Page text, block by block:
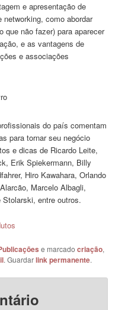
e apresentação de
como abordar
não fazer) para aparecer
e as vantagens de
e associações
do país comentam
para tornar seu negócio
e dicas de Ricardo Leite,
Erik Spiekermann, Billy
Hiro Kawahara, Orlando
Marcelo Albagli,
entre outros.
e marcadocriação,
. Guardarlink permanente.